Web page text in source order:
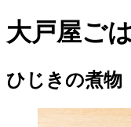
大戸屋ご
ひじきの煮物